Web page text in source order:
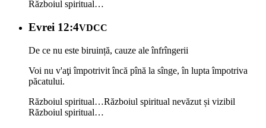
Războiul spiritual…
Evrei 12:4VDCC
De ce nu este biruință, cauze ale înfrîngerii
Voi nu v'aţi împotrivit încă pînă la sînge, în lupta împotriva
păcatului.
Războiul spiritual…Războiul spiritual nevăzut și vizibil
Războiul spiritual…